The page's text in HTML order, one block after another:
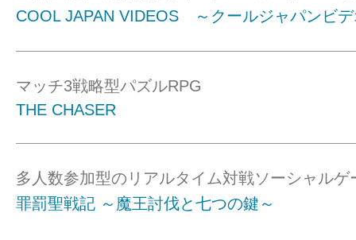
COOL JAPAN VIDEOS ～クールジャパンビ
マッチ3戦略型パズルRPG
THE CHASER
多人数参加型のリアルタイム対戦ソーシャルゲ
罪罰聖戦記 ～魔王討伐と七つの鍵～